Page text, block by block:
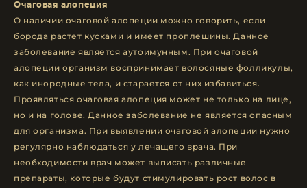
Очаговая алопеция
О наличии очаговой алопеции можно говорить, если
борода растет кусками и имеет проплешины. Данное
заболевание является аутоимунным. При очаговой
алопеции организм воспринимает волосяные фолликулы,
как инородные тела, и старается от них избавиться.
Проявляться очаговая алопеция может не только на лице,
но и на голове. Данное заболевание не является опасным
для организма. При выявлении очаговой алопеции нужно
регулярно наблюдаться у лечащего врача. При
необходимости врач может выписать различные
препараты, которые будут стимулировать рост волос в